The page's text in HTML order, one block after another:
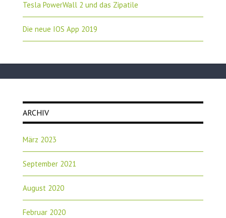
Tesla PowerWall 2 und das Zipatile
Die neue IOS App 2019
ARCHIV
März 2023
September 2021
August 2020
Februar 2020